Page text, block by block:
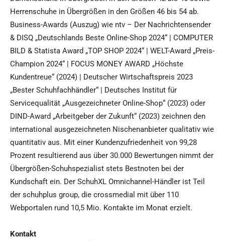
Herrenschuhe in Übergrößen in den Größen 46 bis 54 ab.
Business-Awards (Auszug) wie ntv – Der Nachrichtensender
& DISQ „Deutschlands Beste Online-Shop 2024“ | COMPUTER
BILD & Statista Award „TOP SHOP 2024“ | WELT-Award „Preis-
Champion 2024“ | FOCUS MONEY AWARD „Höchste
Kundentreue“ (2024) | Deutscher Wirtschaftspreis 2023
„Bester Schuhfachhändler“ | Deutsches Institut für
Servicequalität „Ausgezeichneter Online-Shop“ (2023) oder
DIND-Award „Arbeitgeber der Zukunft“ (2023) zeichnen den
international ausgezeichneten Nischenanbieter qualitativ wie
quantitativ aus. Mit einer Kundenzufriedenheit von 99,28
Prozent resultierend aus über 30.000 Bewertungen nimmt der
Übergrößen-Schuhspezialist stets Bestnoten bei der
Kundschaft ein. Der SchuhXL Omnichannel-Händler ist Teil
der schuhplus group, die crossmedial mit über 110
Webportalen rund 10,5 Mio. Kontakte im Monat erzielt.
Kontakt